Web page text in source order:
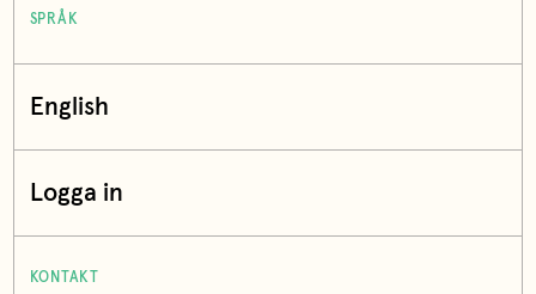
SPRÅK
English
Logga in
KONTAKT